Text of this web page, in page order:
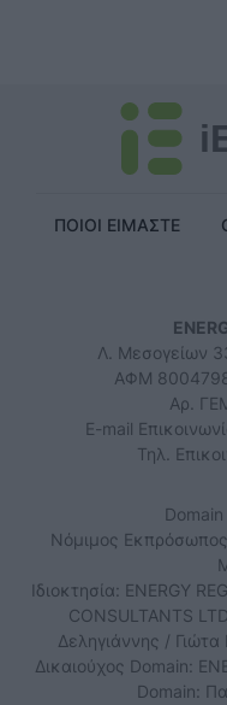
ΠΟΙΟΙ ΕΙΜΑΣΤΕ
Λ. Μεσογείων
ΑΦΜ
Αρ.
E-mail
Τηλ.
Νόμιμος
Ιδιοκτησία: ENERGY
CONSULTANTS
Δεληγιάννης /
Δικαιούχος Domain:
Domain: